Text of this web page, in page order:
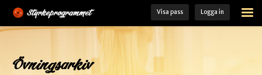
Visa pass Logga in
STARTSIDA
Övningsarkiv